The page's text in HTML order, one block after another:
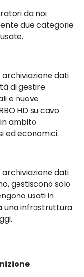
da noi
due categorie
dati
di gestire
e nuove
HD su cavo
ambito
ed economici.
dati
gestiscono solo
usati in
una infrastruttura